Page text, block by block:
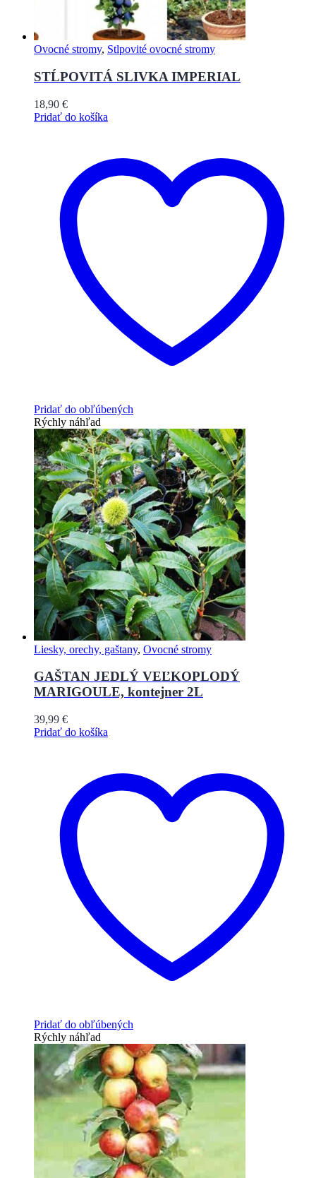
Ovocné stromy, Stlpovité ovocné stromy
STĹPOVITÁ SLIVKA IMPERIAL
18,90 €
Pridať do košíka
Pridať do obľúbených
Rýchly náhľad
Liesky, orechy, gaštany, Ovocné stromy
GAŠTAN JEDLÝ VEĽKOPLODÝ
MARIGOULE, kontejner 2L
39,99 €
Pridať do košíka
Pridať do obľúbených
Rýchly náhľad